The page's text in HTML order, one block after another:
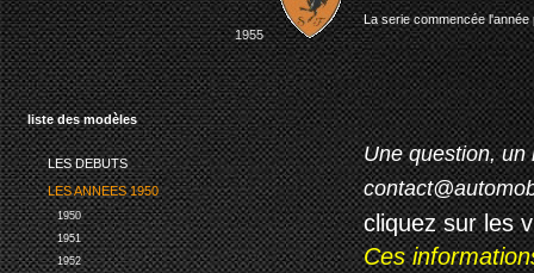
liste des modèles
LES DEBUTS
LES ANNEES 1950
1950
1951
1952
1955
La serie commencée
Une question, un
cliquez sur les
Ces